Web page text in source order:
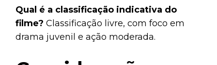
Qual é a classificação indicativa do
filme? Classificação livre, com foco em
drama juvenil e ação moderada.